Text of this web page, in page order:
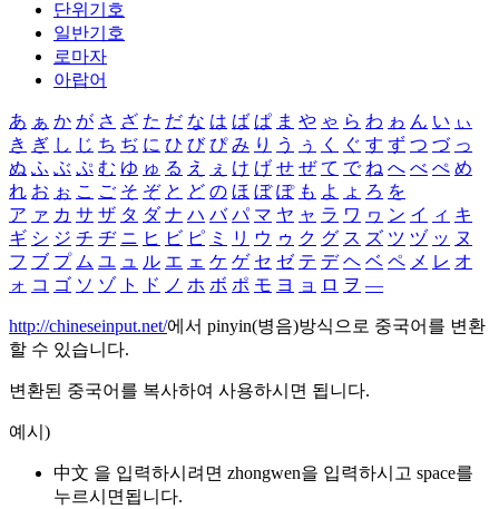
단위기호
일반기호
로마자
아랍어
あ ぁ か が さ ざ た だ な は ば ぱ ま や ゃ ら わ ゎ ん い ぃ
き ぎ し じ ち ぢ に ひ び ぴ み り う ぅ く ぐ す ず つ づ っ
ぬ ふ ぶ ぷ む ゆ ゅ る え ぇ け げ せ ぜ て で ね へ べ ぺ め
れ お ぉ こ ご そ ぞ と ど の ほ ぼ ぽ も よ ょ ろ を
ア ァ カ サ ザ タ ダ ナ ハ バ パ マ ヤ ャ ラ ワ ヮ ン イ ィ キ
ギ シ ジ チ ヂ ニ ヒ ビ ピ ミ リ ウ ゥ ク グ ス ズ ツ ヅ ッ ヌ
フ ブ プ ム ユ ュ ル エ ェ ケ ゲ セ ゼ テ デ ヘ ベ ペ メ レ オ
ォ コ ゴ ソ ゾ ト ド ノ ホ ボ ポ モ ヨ ョ ロ ヲ ―
http://chineseinput.net/에서 pinyin(병음)방식으로 중국어를 변환
할 수 있습니다.
변환된 중국어를 복사하여 사용하시면 됩니다.
예시)
中文 을 입력하시려면 zhongwen을 입력하시고 space를
누르시면됩니다.